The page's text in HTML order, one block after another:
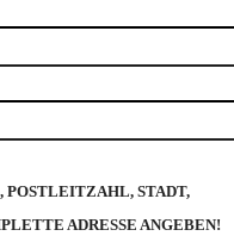
POSTLEITZAHL, STADT,
ADRESSE ANGEBEN!